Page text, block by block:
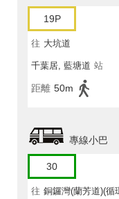
19P
往 大坑道
千葉居, 藍塘道 站
距離 50m
專線小巴
30
往 銅鑼灣(蘭芳道)(循